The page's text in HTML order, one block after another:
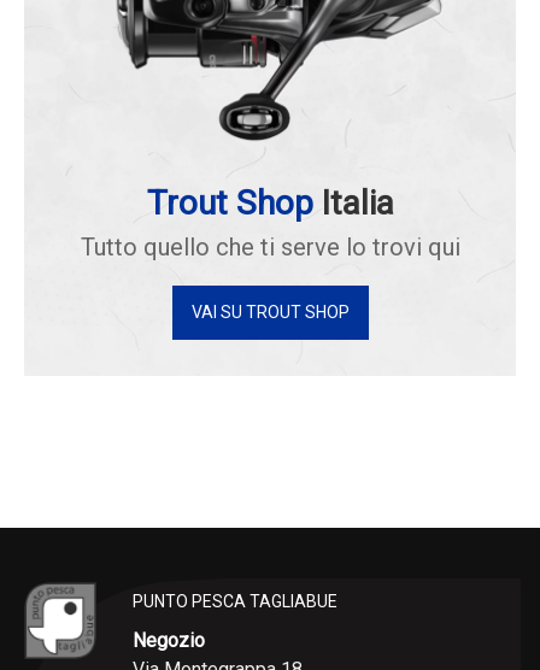
Trout ShopItalia
Tutto quello che ti serve lo trovi qui
VAI SU TROUT SHOP
PUNTO PESCA TAGLIABUE
Negozio